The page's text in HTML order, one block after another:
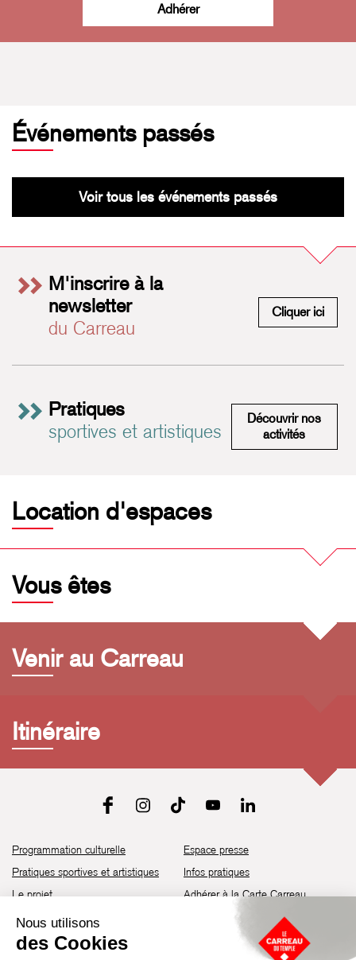
Adhérer
Événements passés
Voir tous les événements passés
M'inscrire à la
newsletter
du Carreau
Cliquer ici
Pratiques
sportives et artistiques
Découvrir nos
activités
Location d'espaces
Vous êtes
Venir au Carreau
Itinéraire
Programmation culturelle
Pratiques sportives et artistiques
Le projet
Brochure de saison 25-26
Découvrir les espaces
Espace presse
Infos pratiques
Adhérer à la Carte Carreau